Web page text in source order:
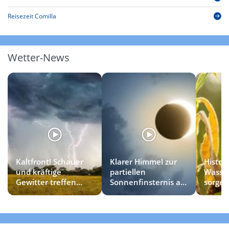
Reisezeit Comilla
Wetter-News
Kaltfront! Schauer
und kräftige
Gewitter treffen
diese Regionen
Klarer Himmel zur
partiellen
Sonnenfinsternis am
zum